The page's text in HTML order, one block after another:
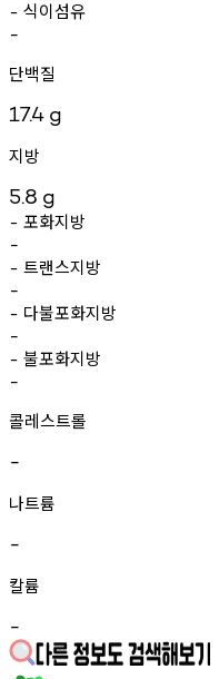
- 식이섬유
-
단백질
17.4 g
지방
5.8 g
- 포화지방
-
- 트랜스지방
-
- 다불포화지방
-
- 불포화지방
-
콜레스트롤
-
나트륨
-
칼륨
-